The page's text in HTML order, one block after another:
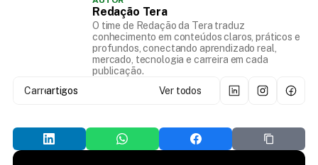
Redação Tera
O time de Redação da Tera traduz
conhecimento em conteúdos claros, práticos e
profundos, conectando aprendizado real,
mercado, tecnologia e carreira em cada
publicação.
Carregando...
artigos Ver todos